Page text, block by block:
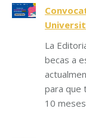
La
becas a
para que
10